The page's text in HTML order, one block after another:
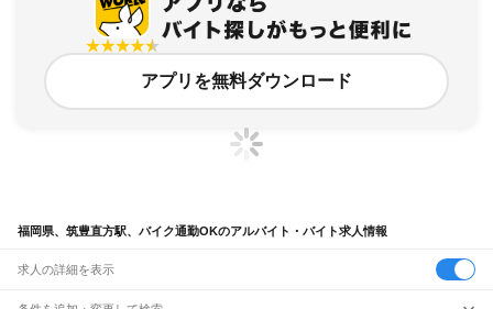
アプリを無料ダウンロード
福岡県、筑豊直方駅、バイク通勤OKのアルバイト・バイト求人情報
求人の詳細を表示